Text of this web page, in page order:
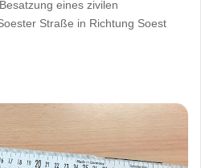
eines zivilen
Straße in Richtung Soest